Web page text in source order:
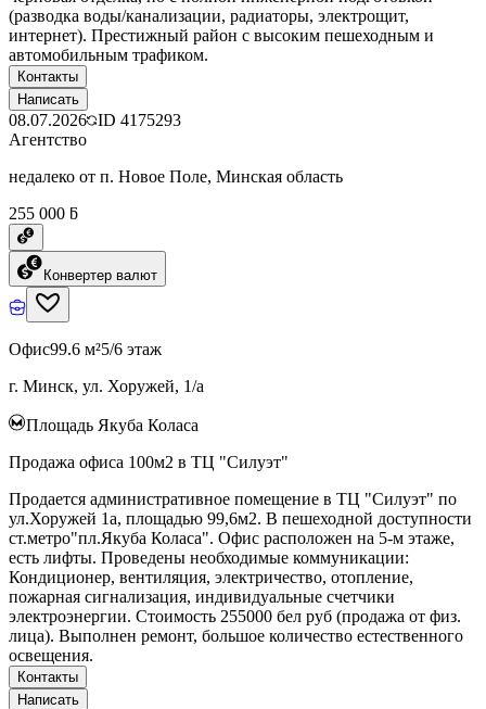
(разводка воды/канализации, радиаторы, электрощит,
интернет). Престижный район с высоким пешеходным и
автомобильным трафиком.
Контакты
Написать
08.07.2026 ID 4175293
Агентство
недалеко от п. Новое Поле, Минская область
255 000 ƃ
Конвертер валют
Офис99.6 м²5/6 этаж
г. Минск, ул. Хоружей, 1/а
Площадь Якуба Коласа
Продажа офиса 100м2 в ТЦ "Силуэт"
Продается административное помещение в ТЦ "Силуэт" по
ул.Хоружей 1а, площадью 99,6м2. В пешеходной доступности
ст.метро"пл.Якуба Коласа". Офис расположен на 5-м этаже,
есть лифты. Проведены необходимые коммуникации:
Кондиционер, вентиляция, электричество, отопление,
пожарная сигнализация, индивидуальные счетчики
электроэнергии. Стоимость 255000 бел руб (продажа от физ.
лица). Выполнен ремонт, большое количество естественного
освещения.
Контакты
Написать